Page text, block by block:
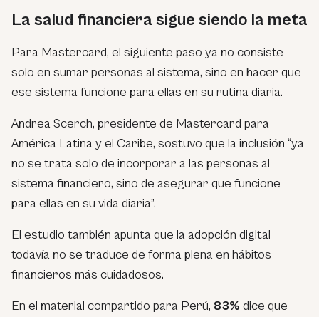
La salud financiera sigue siendo la meta
Para Mastercard, el siguiente paso ya no consiste
solo en sumar personas al sistema, sino en hacer que
ese sistema funcione para ellas en su rutina diaria.
Andrea Scerch, presidente de Mastercard para
América Latina y el Caribe, sostuvo que la inclusión “ya
no se trata solo de incorporar a las personas al
sistema financiero, sino de asegurar que funcione
para ellas en su vida diaria”.
El estudio también apunta que la adopción digital
todavía no se traduce de forma plena en hábitos
financieros más cuidadosos.
En el material compartido para Perú, 83% dice que